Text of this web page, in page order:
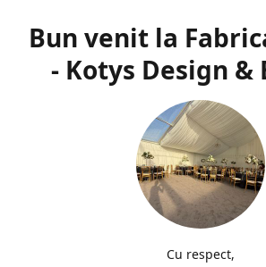
Bun venit la
- Kotys Design &
Cu respect,